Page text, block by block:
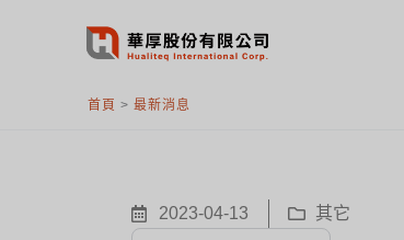
首頁 > 最新消息
2023-04-13 其它